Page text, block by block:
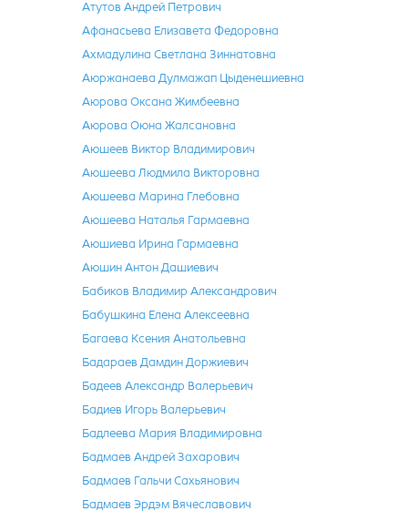
Атутов Андрей Петрович
Афанасьева Елизавета Федоровна
Ахмадулина Светлана Зиннатовна
Аюржанаева Дулмажап Цыденешиевна
Аюрова Оксана Жимбеевна
Аюрова Оюна Жалсановна
Аюшеев Виктор Владимирович
Аюшеева Людмила Викторовна
Аюшеева Марина Глебовна
Аюшеева Наталья Гармаевна
Аюшиева Ирина Гармаевна
Аюшин Антон Дашиевич
Бабиков Владимир Александрович
Бабушкина Елена Алексеевна
Багаева Ксения Анатольевна
Бадараев Дамдин Доржиевич
Бадеев Александр Валерьевич
Бадиев Игорь Валерьевич
Бадлеева Мария Владимировна
Бадмаев Андрей Захарович
Бадмаев Гальчи Сахьянович
Бадмаев Эрдэм Вячеславович